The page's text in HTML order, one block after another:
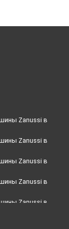
Zanussi в
Zanussi в
Zanussi в
Zanussi в
Zanussi в
Zanussi в